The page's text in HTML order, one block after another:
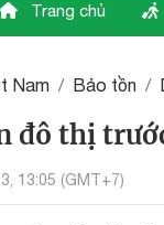
Trang chủ
Nam Bảo tồn
đô thị
13:05 (GMT+7)